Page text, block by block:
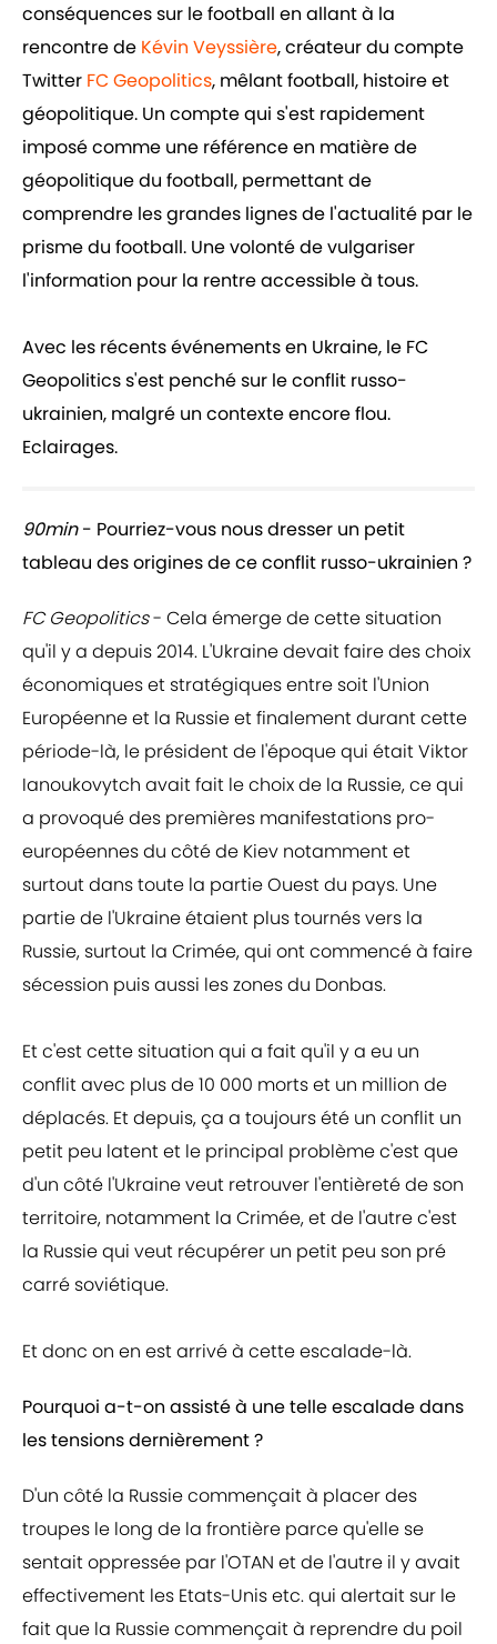
conséquences sur le football en allant à la
rencontre de Kévin Veyssière, créateur du compte
Twitter FC Geopolitics, mêlant football, histoire et
géopolitique. Un compte qui s'est rapidement
imposé comme une référence en matière de
géopolitique du football, permettant de
comprendre les grandes lignes de l'actualité par le
prisme du football. Une volonté de vulgariser
l'information pour la rentre accessible à tous.
Avec les récents événements en Ukraine, le FC
Geopolitics s'est penché sur le conflit russo-
ukrainien, malgré un contexte encore flou.
Eclairages.
90min- Pourriez-vous nous dresser un petit
tableau des origines de ce conflit russo-ukrainien ?
FC Geopolitics- Cela émerge de cette situation
qu'il y a depuis 2014. L'Ukraine devait faire des choix
économiques et stratégiques entre soit l'Union
Européenne et la Russie et finalement durant cette
période-là, le président de l'époque qui était Viktor
Ianoukovytch avait fait le choix de la Russie, ce qui
a provoqué des premières manifestations pro-
européennes du côté de Kiev notamment et
surtout dans toute la partie Ouest du pays. Une
partie de l'Ukraine étaient plus tournés vers la
Russie, surtout la Crimée, qui ont commencé à faire
sécession puis aussi les zones du Donbas.
Et c'est cette situation qui a fait qu'il y a eu un
conflit avec plus de 10 000 morts et un million de
déplacés. Et depuis, ça a toujours été un conflit un
petit peu latent et le principal problème c'est que
d'un côté l'Ukraine veut retrouver l'entièreté de son
territoire, notamment la Crimée, et de l'autre c'est
la Russie qui veut récupérer un petit peu son pré
carré soviétique.
Et donc on en est arrivé à cette escalade-là.
Pourquoi a-t-on assisté à une telle escalade dans
les tensions dernièrement ?
D'un côté la Russie commençait à placer des
troupes le long de la frontière parce qu'elle se
sentait oppressée par l'OTAN et de l'autre il y avait
effectivement les Etats-Unis etc. qui alertait sur le
fait que la Russie commençait à reprendre du poil